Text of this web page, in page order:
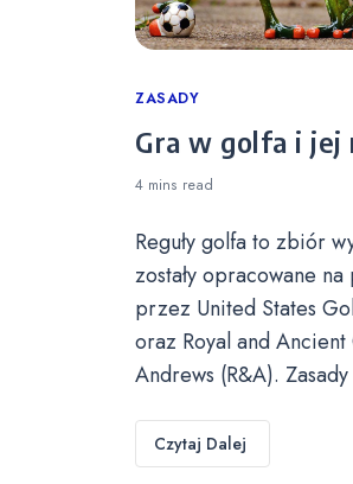
Categories
ZASADY
Gra w golfa i jej
4 mins read
Reguły golfa to zbiór
zostały opracowane
przez United States
oraz Royal and
Andrews (R&A).
Czytaj Dalej